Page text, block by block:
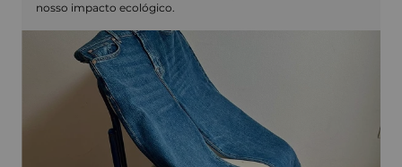
nosso impacto ecológico.